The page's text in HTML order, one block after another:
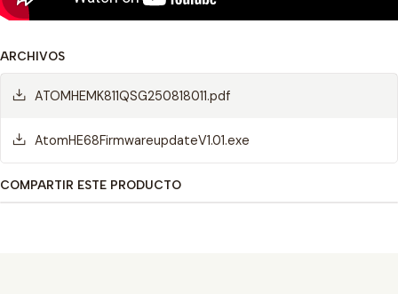
ARCHIVOS
ATOMHEMK811QSG250818011.pdf
AtomHE68FirmwareupdateV1.01.exe
COMPARTIR ESTE PRODUCTO